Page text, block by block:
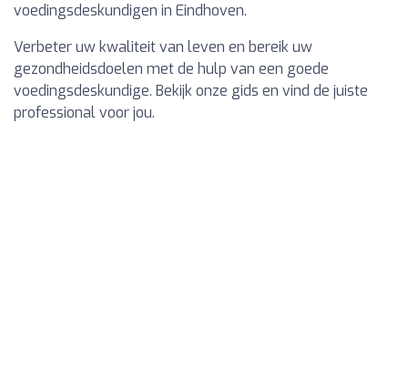
voedingsdeskundigen in Eindhoven.
Verbeter uw kwaliteit van leven en bereik uw
gezondheidsdoelen met de hulp van een goede
voedingsdeskundige. Bekijk onze gids en vind de juiste
professional voor jou.